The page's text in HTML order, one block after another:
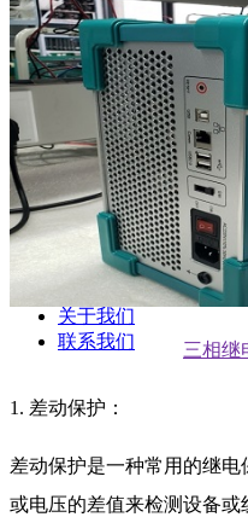
局部放电测试仪
承试升资质试验
其他
新闻动态
公司动态
行业资讯
解决方案
产品案例
指导书
培训方案
详情案例
实用工具
关于我们
联系我们
三相继
1. 差动保护：
差动保护是一种常用的继
或电压的差值来检测设备